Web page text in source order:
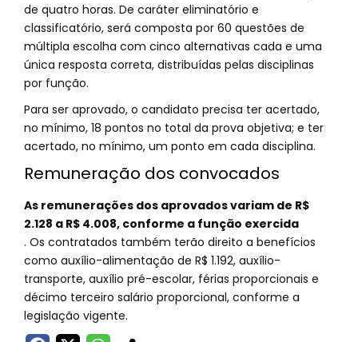
de quatro horas. De caráter eliminatório e
classificatório, será composta por 60 questões de
múltipla escolha com cinco alternativas cada e uma
única resposta correta, distribuídas pelas disciplinas
por função.
Para ser aprovado, o candidato precisa ter acertado,
no mínimo, 18 pontos no total da prova objetiva; e ter
acertado, no mínimo, um ponto em cada disciplina.
Remuneração dos convocados
As remunerações dos aprovados variam de R$
2.128 a R$ 4.008, conforme a função exercida
. Os contratados também terão direito a benefícios
como auxílio-alimentação de R$ 1.192, auxílio-
transporte, auxílio pré-escolar, férias proporcionais e
décimo terceiro salário proporcional, conforme a
legislação vigente.